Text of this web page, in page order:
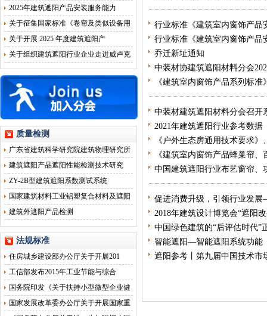
2025年建筑遮阳产品安装服务能力
关于征集国家标准《卷帘及类似设备用
关于开展 2025 年度建筑遮阳产
关于组织建筑遮阳行业企业走进威卢克
质量检测
广东省建筑科学研究院建筑物理研究所
建筑遮阳产品遮阳性能检测技术研究
ZY-2B型建筑遮阳系数测试系统
国家建筑材料工业铝塑复合材料及遮阳
建筑外遮阳产品检测
法规标准
住房城乡建设部办公厅关于开展201
工信部发布2015年工业节能与综合
国务院印发《关于扶持小型微型企业健
国家发展改革委办公厅关于开展国家重
行业标准《建筑室内窗饰产品
行业标准《建筑室内窗饰产品
乔迁新址通知
中装材协建筑遮阳材料分会
《建筑室内窗饰产品系列标
中装材建筑遮阳材料分会召开
2021年建筑遮阳行业参考数据
《户外生态房通用技术要求
《建筑室内窗饰产品蜂巢帘
中国建筑遮阳行业布艺窗帘、
促进消费升级，引领行业发
2018年建筑设计博览会“遮阳
中国绿色建筑的“后评估时代”
智能遮阳—智能遮阳系统功能
遮阳参考丨第九届中国技术市